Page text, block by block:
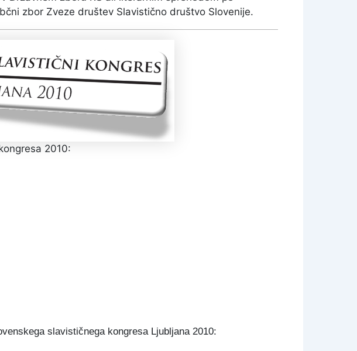
zbor Zveze društev Slavistično društvo Slovenije.
2010:
slavističnega kongresa Ljubljana 2010: